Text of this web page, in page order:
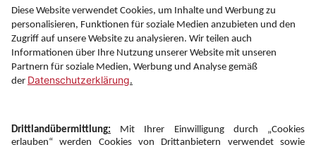
Information
Folgen Sie uns auf
Newsletter: